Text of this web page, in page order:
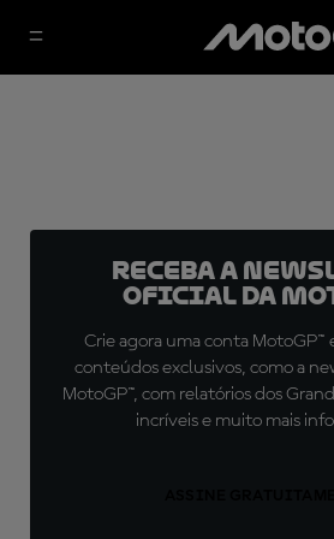
Receba a
oficial da
Crie agora uma conta MotoGP™
conteúdos exclusivos, como a
MotoGP™, com relatórios dos
incríveis e muito mais